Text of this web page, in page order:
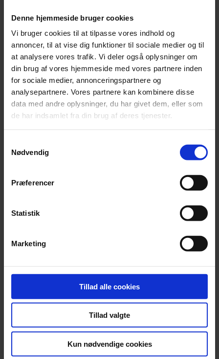
Denne hjemmeside bruger cookies
Vi bruger cookies til at tilpasse vores indhold og
annoncer, til at vise dig funktioner til sociale medier og til
at analysere vores trafik. Vi deler også oplysninger om
din brug af vores hjemmeside med vores partnere inden
for sociale medier, annonceringspartnere og
analysepartnere. Vores partnere kan kombinere disse
data med andre oplysninger, du har givet dem, eller som
de har indsamlet fra din brug af deres tjenester.
Nødvendig
Præferencer
Statistik
Marketing
Tillad alle cookies
Tillad valgte
Kun nødvendige cookies
Nyhed
Bayreuths nye ‘AI Ring’ får hård medfart
Nyhed
Barfodet trompetist får årets Leonard Bernstein Award